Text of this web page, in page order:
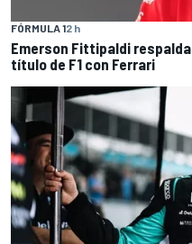
FÓRMULA 12 h
Emerson Fittipaldi
título de F1 con Ferrari